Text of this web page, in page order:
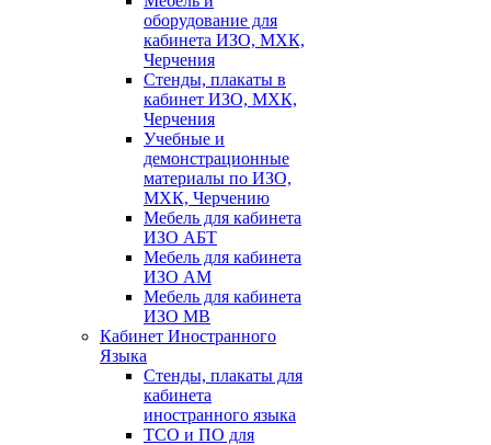
оборудование для
кабинета ИЗО, МХК,
Черчения
Стенды, плакаты в
кабинет ИЗО, МХК,
Черчения
Учебные и
демонстрационные
материалы по ИЗО,
МХК, Черчению
Мебель для кабинета
ИЗО АБТ
Мебель для кабинета
ИЗО АМ
Мебель для кабинета
ИЗО МВ
Кабинет Иностранного
Языка
Стенды, плакаты для
кабинета
иностранного языка
ТСО и ПО для